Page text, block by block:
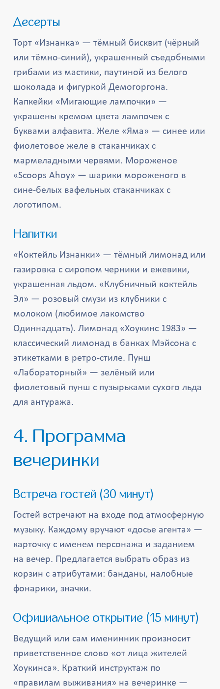
Десерты
Торт «Изнанка» — тёмный бисквит (чёрный
или тёмно-синий), украшенный съедобными
грибами из мастики, паутиной из белого
шоколада и фигуркой Демогоргона.
Капкейки «Мигающие лампочки» —
украшены кремом цвета лампочек с
буквами алфавита. Желе «Яма» — синее или
фиолетовое желе в стаканчиках с
мармеладными червями. Мороженое
«Scoops Ahoy» — шарики мороженого в
сине-белых вафельных стаканчиках с
логотипом.
Напитки
«Коктейль Изнанки» — тёмный лимонад или
газировка с сиропом черники и ежевики,
украшенная льдом. «Клубничный коктейль
Эл» — розовый смузи из клубники с
молоком (любимое лакомство
Одиннадцать). Лимонад «Хоукинс 1983» —
классический лимонад в банках Мэйсона с
этикетками в ретро-стиле. Пунш
«Лабораторный» — зелёный или
фиолетовый пунш с пузырьками сухого льда
для антуража.
4. Программа
вечеринки
Встреча гостей (30 минут)
Гостей встречают на входе под атмосферную
музыку. Каждому вручают «досье агента» —
карточку с именем персонажа и заданием
на вечер. Предлагается выбрать образ из
корзин с атрибутами: банданы, налобные
фонарики, значки.
Официальное открытие (15 минут)
Ведущий или сам именинник произносит
приветственное слово «от лица жителей
Хоукинса». Краткий инструктаж по
«правилам выживания» на вечеринке —